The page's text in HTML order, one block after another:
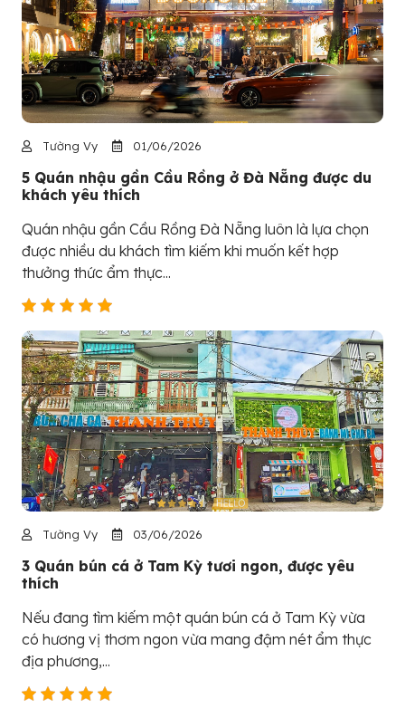
Tường Vy 01/06/2026
5 Quán nhậu gần Cầu Rồng ở Đà Nẵng được du
khách yêu thích
Quán nhậu gần Cầu Rồng Đà Nẵng luôn là lựa chọn
được nhiều du khách tìm kiếm khi muốn kết hợp
thưởng thức ẩm thực...
Tường Vy 03/06/2026
3 Quán bún cá ở Tam Kỳ tươi ngon, được yêu
thích
Nếu đang tìm kiếm một quán bún cá ở Tam Kỳ vừa
có hương vị thơm ngon vừa mang đậm nét ẩm thực
địa phương,...